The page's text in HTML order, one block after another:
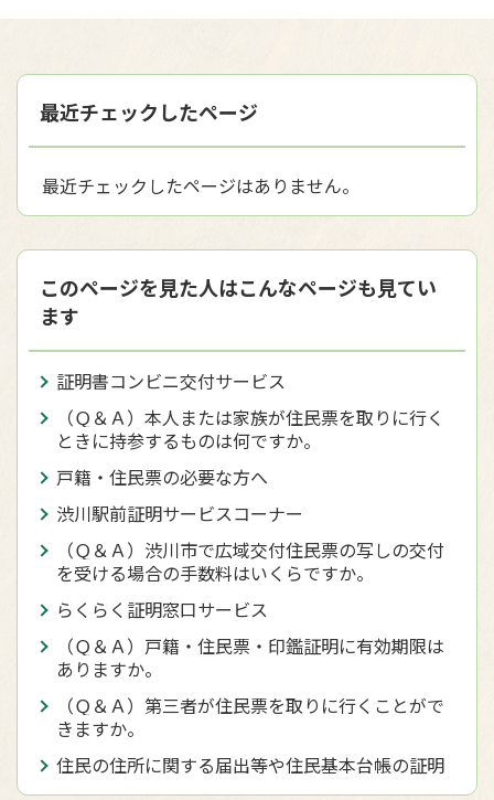
最近チェックしたページ
最近チェックしたページはありません。
このページを見た人はこんなページも見てい
ます
証明書コンビニ交付サービス
（Ｑ＆Ａ）本人または家族が住民票を取りに行く
ときに持参するものは何ですか。
戸籍・住民票の必要な方へ
渋川駅前証明サービスコーナー
（Ｑ＆Ａ）渋川市で広域交付住民票の写しの交付
を受ける場合の手数料はいくらですか。
らくらく証明窓口サービス
（Ｑ＆Ａ）戸籍・住民票・印鑑証明に有効期限は
ありますか。
（Ｑ＆Ａ）第三者が住民票を取りに行くことがで
きますか。
住民の住所に関する届出等や住民基本台帳の証明